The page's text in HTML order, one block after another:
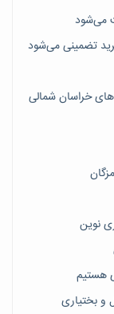
تضمینی می‌شود
هستیم